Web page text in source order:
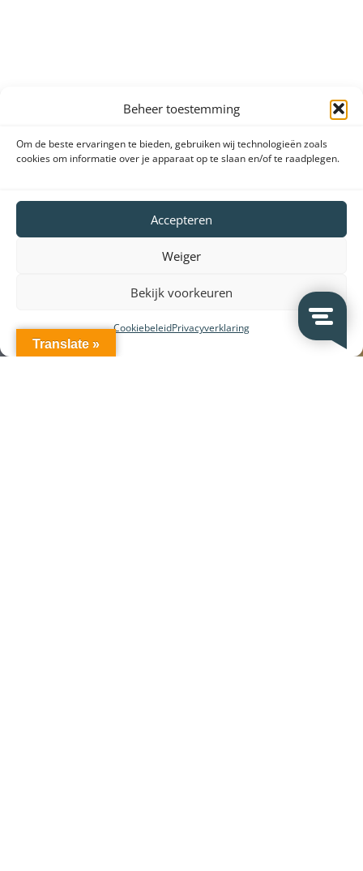
Beheer toestemming
Om de beste ervaringen te bieden, gebruiken wij technologieën zoals
cookies om informatie over je apparaat op te slaan en/of te raadplegen.
Accepteren
Weiger
Bekijk voorkeuren
CookiebeleidPrivacyverklaring
Translate »